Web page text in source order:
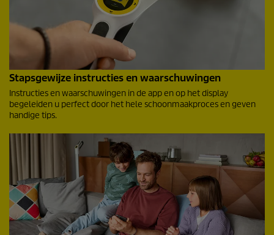
Stapsgewijze instructies en waarschuwingen
Instructies en waarschuwingen in de app en op het display
begeleiden u perfect door het hele schoonmaakproces en geven
handige tips.